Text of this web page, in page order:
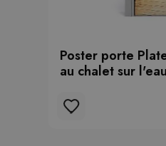
Poster porte
au chalet sur l'eau